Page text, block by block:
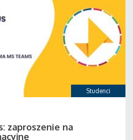
Studenci
zaproszenie na